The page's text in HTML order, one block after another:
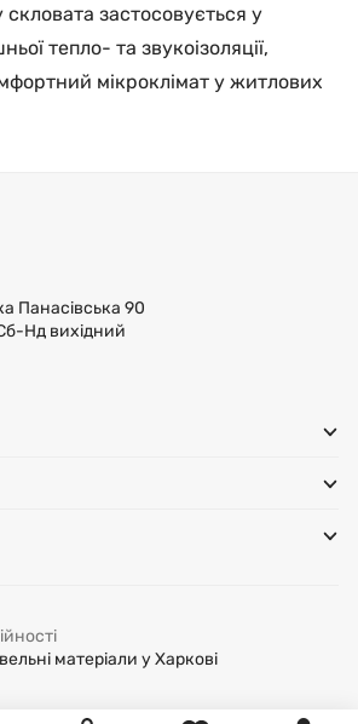
застосовується у
тепло- та звукоізоляції,
мікроклімат у житлових
Панасівська 90
Нд вихідний
матеріали у Харкові